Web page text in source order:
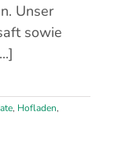
Unser
sowie
, Hofladen,